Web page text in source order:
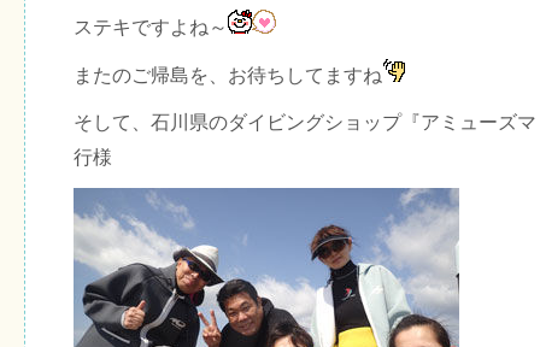
ステキですよね～
またのご帰島を、お待ちしてますね
そして、石川県のダイビングショップ『アミューズ
行様